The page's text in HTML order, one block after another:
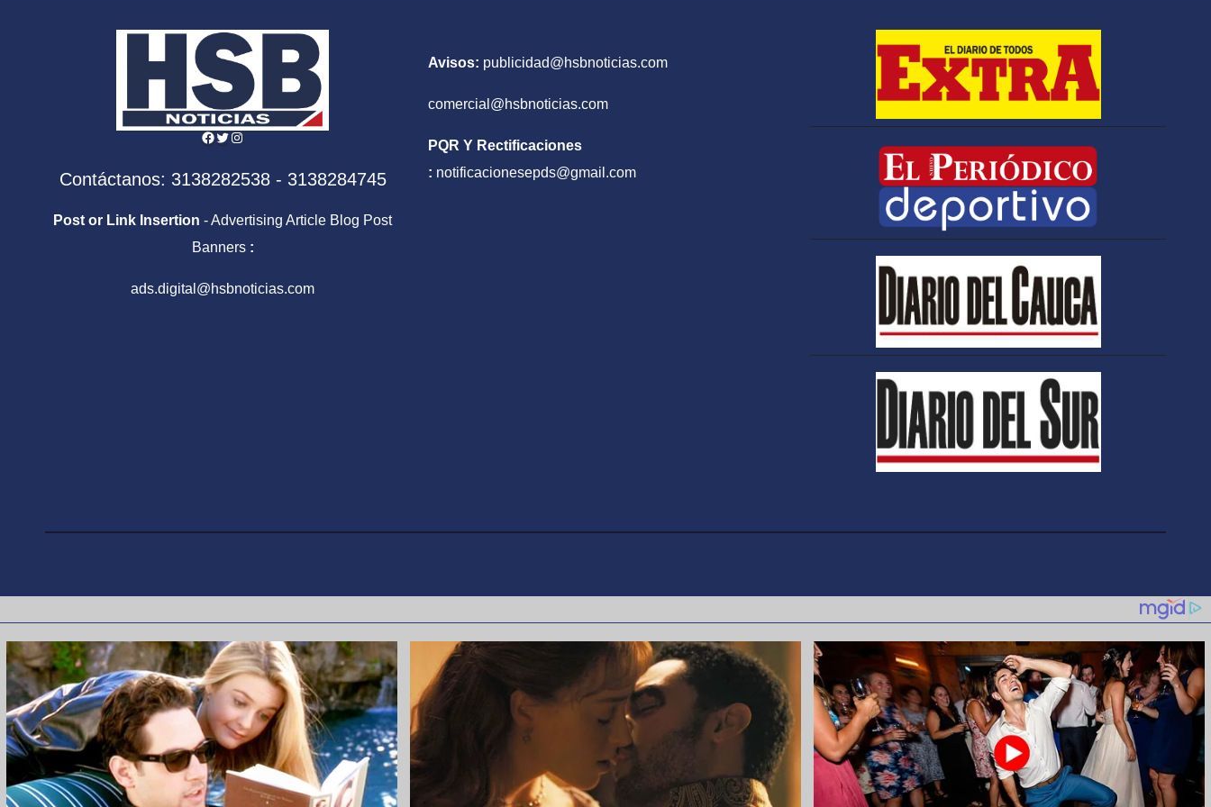
del Caribe
Facebook
Twitter
Instagram
Contáctanos: 3138282538 - 3138284745
Post or Link Insertion - Advertising Article Blog Post
Banners :
ads.digital@hsbnoticias.com
Avisos: publicidad@hsbnoticias.com
comercial@hsbnoticias.com
PQR Y Rectificaciones
: notificacionesepds@gmail.com